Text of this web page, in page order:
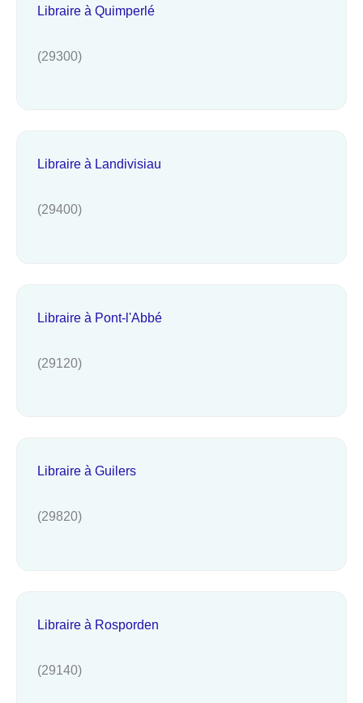
Libraire à Quimperlé
(29300)
Libraire à Landivisiau
(29400)
Libraire à Pont-l'Abbé
(29120)
Libraire à Guilers
(29820)
Libraire à Rosporden
(29140)